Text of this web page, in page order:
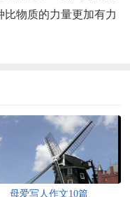
物质的力量更加有力
母爱写人作文10篇